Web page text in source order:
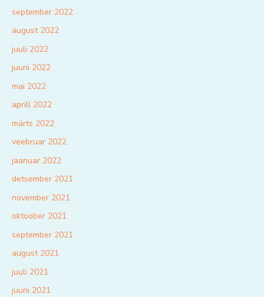
september 2022
august 2022
juuli 2022
juuni 2022
mai 2022
aprill 2022
märts 2022
veebruar 2022
jaanuar 2022
detsember 2021
november 2021
oktoober 2021
september 2021
august 2021
juuli 2021
juuni 2021